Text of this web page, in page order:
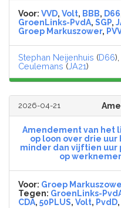
Voor: VVD, Volt, BBB, D66
GroenLinks-PvdA, SGP,
Groep Markuszower,
Stephan Neijenhuis (D66),
Ceulemans (JA21)
2026-04-21
Amendement van het
op loon over drie uur
minder dan vijftien uur
op
Voor: Groep
Tegen: GroenLinks-
CDA, 50PLUS, Volt, PvdD,